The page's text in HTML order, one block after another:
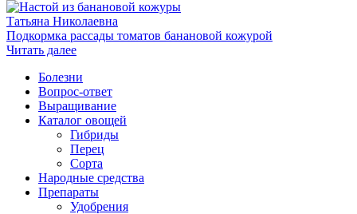
Татьяна Николаевна
Подкормка рассады томатов банановой кожурой
Читать далее
Болезни
Вопрос-ответ
Выращивание
Каталог овощей
Гибриды
Перец
Сорта
Народные средства
Препараты
Удобрения